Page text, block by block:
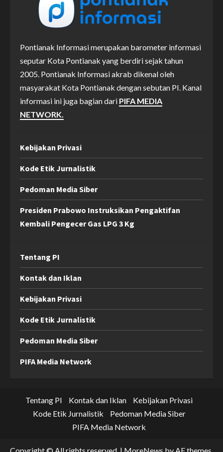
Pontianak Informasi merupakan barometer informasi
seputar Kota Pontianak yang berdiri sejak tahun
2005. Pontianak Informasi akrab dikenal oleh
masyarakat Kota Pontianak dengan sebutan PI. Kanal
informasi ini juga bagian dari PIFA MEDIA
NETWORK.
Kebijakan Privasi
Kode Etik Jurnalistik
Pedoman Media Siber
Presiden Prabowo Instruksikan Pengaktifan
Kembali Pengecer Gas LPG 3 Kg
Tentang PI
Kontak dan Iklan
Kebijakan Privasi
Kode Etik Jurnalistik
Pedoman Media Siber
PIFA Media Network
Tentang PI Kontak dan Iklan
Kebijakan Privasi
Kode Etik Jurnalistik
Pedoman Media Siber
PIFA Media Network